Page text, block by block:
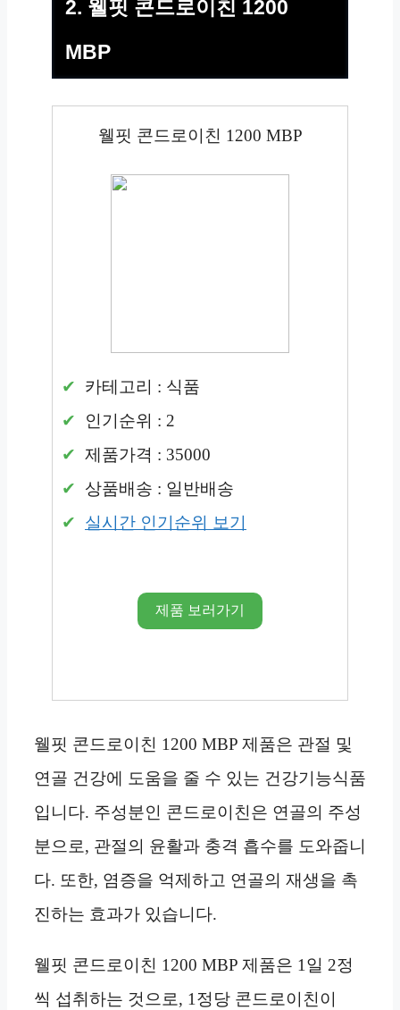
2. 웰핏 콘드로이친 1200
MBP
웰핏 콘드로이친 1200 MBP
카테고리 : 식품
인기순위 : 2
제품가격 : 35000
상품배송 : 일반배송
실시간 인기순위 보기
제품 보러가기
웰핏 콘드로이친 1200 MBP 제품은 관절 및
연골 건강에 도움을 줄 수 있는 건강기능식품
입니다. 주성분인 콘드로이친은 연골의 주성
분으로, 관절의 윤활과 충격 흡수를 도와줍니
다. 또한, 염증을 억제하고 연골의 재생을 촉
진하는 효과가 있습니다.
웰핏 콘드로이친 1200 MBP 제품은 1일 2정
씩 섭취하는 것으로, 1정당 콘드로이친이